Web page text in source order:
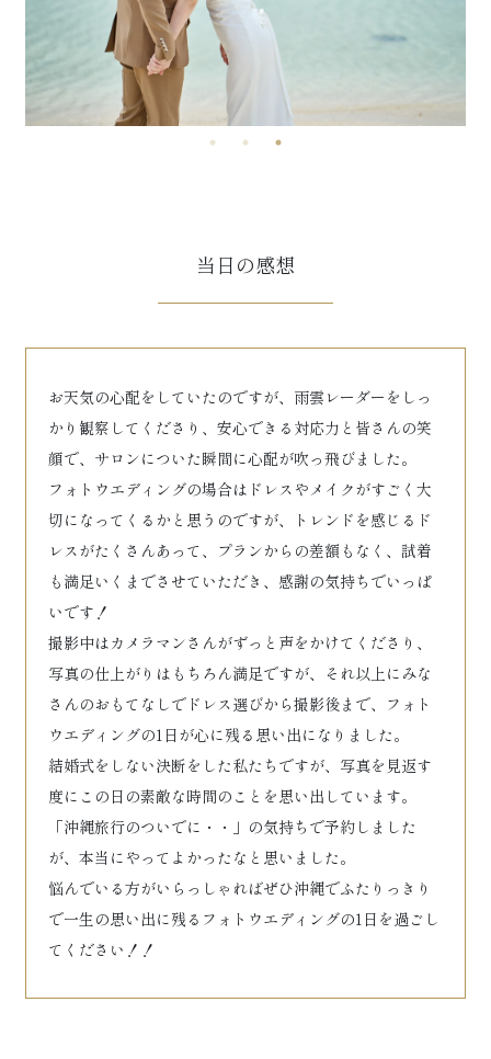
当日の感想
お天気の心配をしていたのですが、雨雲レーダーをしっ
かり観察してくださり、安心できる対応力と皆さんの笑
顔で、サロンについた瞬間に心配が吹っ飛びました。
フォトウエディングの場合はドレスやメイクがすごく大
切になってくるかと思うのですが、トレンドを感じるド
レスがたくさんあって、プランからの差額もなく、試着
も満足いくまでさせていただき、感謝の気持ちでいっぱ
いです！
撮影中はカメラマンさんがずっと声をかけてくださり、
写真の仕上がりはもちろん満足ですが、それ以上にみな
さんのおもてなしでドレス選びから撮影後まで、フォト
ウエディングの1日が心に残る思い出になりました。
結婚式をしない決断をした私たちですが、写真を見返す
度にこの日の素敵な時間のことを思い出しています。
「沖縄旅行のついでに・・」の気持ちで予約しました
が、本当にやってよかったなと思いました。
悩んでいる方がいらっしゃればぜひ沖縄でふたりっきり
で一生の思い出に残るフォトウエディングの1日を過ごし
てください！！